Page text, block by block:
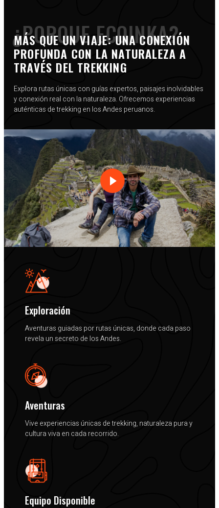
¿PORQUE ECOINKA?
MÁS QUE UN VIAJE: UNA CONEXIÓN
PROFUNDA CON LA NATURALEZA A
TRAVÉS DEL TREKKING
Explora rutas únicas con guías expertos, paisajes inolvidables
y conexión real con la naturaleza. Ofrecemos experiencias
auténticas de trekking en los Andes peruanos.
jjj
Exploración
Aventuras guiadas por rutas únicas, donde cada paso
revela un secreto de los Andes.
Aventuras
Vive experiencias únicas de trekking, naturaleza pura y
cultura viva en cada recorrido.
Equipo Disponible